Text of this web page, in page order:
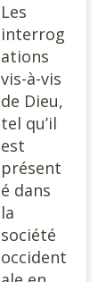
Les
interrog
ations
vis-à-vis
de Dieu,
tel qu’il
est
présent
é dans
la
société
occident